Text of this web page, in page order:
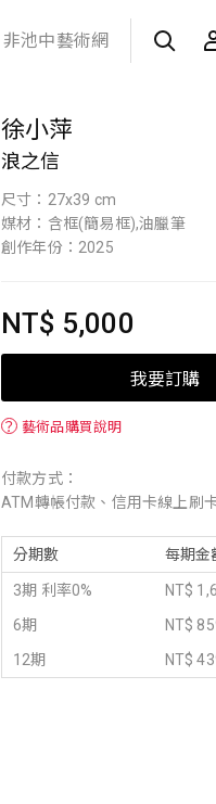
非池中藝術網
徐小萍
浪之信
尺寸：27x39 cm
媒材：含框(簡易框),油臘筆
創作年份：2025
NT$ 5,000
我要訂購
？ 藝術品購買說明
付款方式：
ATM轉帳付款、信用卡線上刷
分期數 每期金
3期 利率0%
NT$
6期
NT$
12期
NT$